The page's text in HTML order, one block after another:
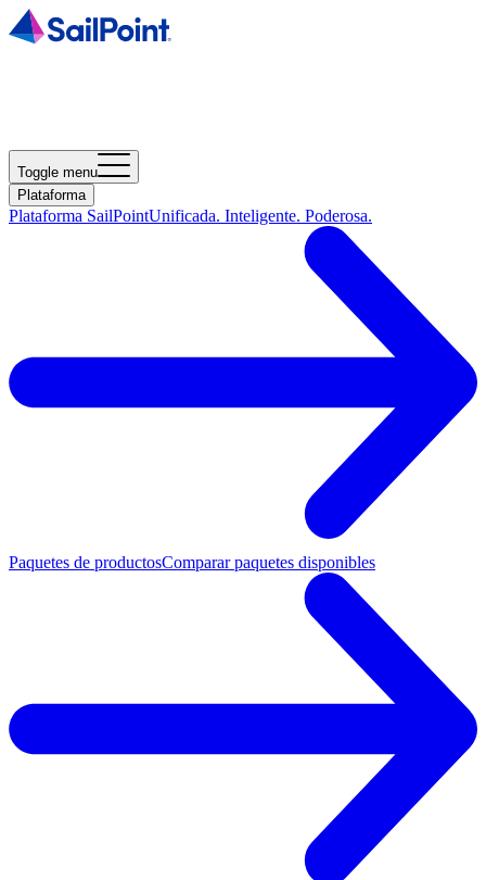
Toggle menu
Plataforma
Plataforma SailPointUnificada. Inteligente. Poderosa.
Paquetes de productosComparar paquetes disponibles